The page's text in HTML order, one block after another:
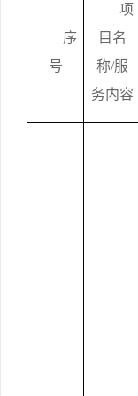
序
号
项
目名
称/服
务内容